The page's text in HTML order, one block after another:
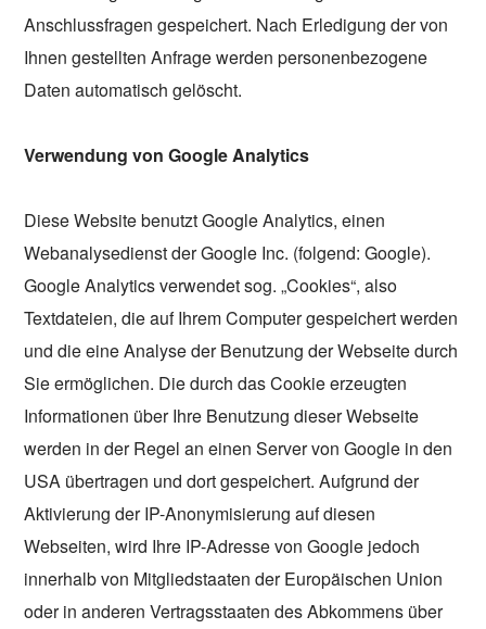
Anschlussfragen gespeichert. Nach Erledigung der von
Ihnen gestellten Anfrage werden personenbezogene
Daten automatisch gelöscht.
Verwendung von Google Analytics
Diese Website benutzt Google Analytics, einen
Webanalysedienst der Google Inc. (folgend: Google).
Google Analytics verwendet sog. „Cookies“, also
Textdateien, die auf Ihrem Computer gespeichert werden
und die eine Analyse der Benutzung der Webseite durch
Sie ermöglichen. Die durch das Cookie erzeugten
Informationen über Ihre Benutzung dieser Webseite
werden in der Regel an einen Server von Google in den
USA übertragen und dort gespeichert. Aufgrund der
Aktivierung der IP-Anonymisierung auf diesen
Webseiten, wird Ihre IP-Adresse von Google jedoch
innerhalb von Mitgliedstaaten der Europäischen Union
oder in anderen Vertragsstaaten des Abkommens über